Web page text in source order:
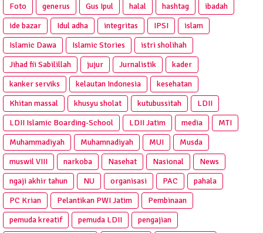
Foto
generus Gus Ipul halal hashtag
ibadah
ide bazar
Idul adha integritas IPSI
islam
Islamic Dawa
Islamic Stories
istri sholihah
Jihad fii Sabilillah
jujur Jurnalistik
kader
kanker serviks
kelautan Indonesia
kesehatan
Khitan massal
khusyu sholat kutubussitah
LDII
LDII Islamic Boarding-School
LDII Jatim media
MTI
Muhammadiyah
Muhamnadiyah MUI
Musda
muswil VIII
narkoba Nasehat Nasional
News
ngaji akhir tahun
NU organisasi PAC
pahala
PC Krian
Pelantikan PWI Jatim
Pembinaan
pemuda kreatif
pemuda LDII
pengajian